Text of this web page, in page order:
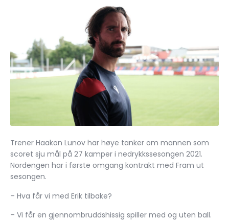
Trener Haakon Lunov har høye tanker om mannen som
scoret sju mål på 27 kamper i nedrykkssesongen 2021.
Nordengen har i første omgang kontrakt med Fram ut
sesongen.
– Hva får vi med Erik tilbake?
– Vi får en gjennombruddshissig spiller med og uten ball.